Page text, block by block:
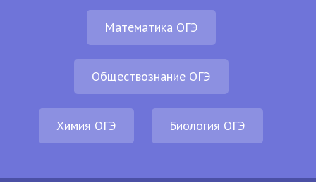
Математика ОГЭ
Обществознание ОГЭ
Химия ОГЭ Биология ОГЭ